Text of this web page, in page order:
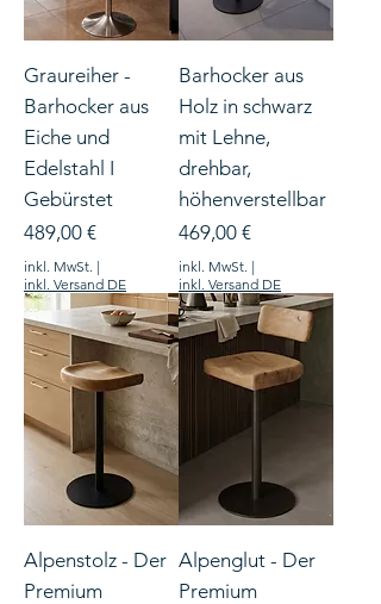
Graureiher -
Barhocker aus
Eiche und
Edelstahl I
Gebürstet
Preis
489,00 €
inkl. MwSt. |
inkl. Versand DE
Barhocker aus
Holz in schwarz
mit Lehne,
drehbar,
höhenverstellbar
Preis
469,00 €
inkl. MwSt. |
inkl. Versand DE
Alpenstolz - Der
Premium
Alpenglut - Der
Premium